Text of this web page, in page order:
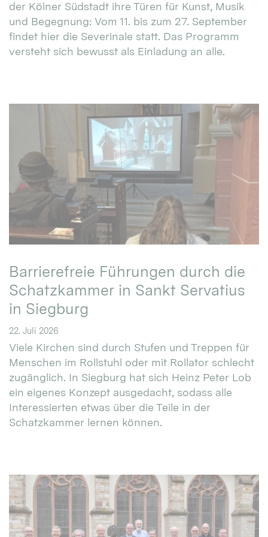
der Kölner Südstadt ihre Türen für Kunst, Musik
und Begegnung: Vom 11. bis zum 27. September
findet hier die Severinale statt. Das Programm
versteht sich bewusst als Einladung an alle.
Barrierefreie Führungen durch die
Schatzkammer in Sankt Servatius
in Siegburg
22. Juli 2026
Viele Kirchen sind durch Stufen und Treppen für
Menschen im Rollstuhl oder mit Rollator schlecht
zugänglich. In Siegburg hat sich Heinz Peter Lob
ein eigenes Konzept ausgedacht, sodass alle
Interessierten etwas über die Teile in der
Schatzkammer lernen können.